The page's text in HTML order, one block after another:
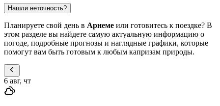
Нашли неточность?
Планируете свой день в Арнеме или готовитесь к поездке? В
этом разделе вы найдете самую актуальную информацию о
погоде, подробные прогнозы и наглядные графики, которые
помогут вам быть готовым к любым капризам природы.
6 авг, чт